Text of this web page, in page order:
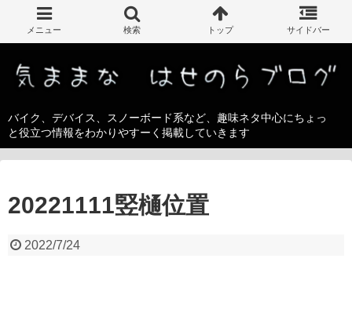
バイク、デバイス、スノーボード系など、趣味ネタ中心にちょっ
と役立つ情報をわかりやすーく掲載していきます
20221111竪樋位置
2022/7/24